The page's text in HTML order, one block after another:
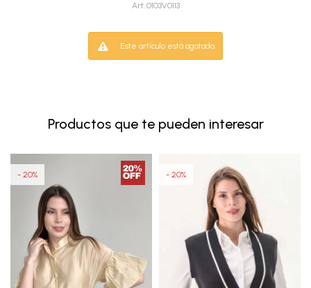
0103V0113
Este artículo está agotado.
Productos que te pueden interesar
20 20